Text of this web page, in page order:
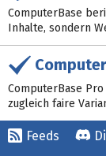
ComputerBase
Inhalte, sondern
ComputerBase
zugleich faire
Feeds